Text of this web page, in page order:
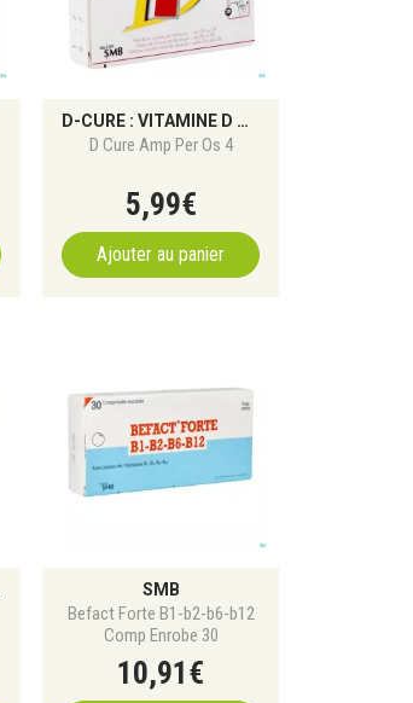
D-CURE : VITAMINE D POUR PRÉVENIR LES CARENCES
D Cure Amp Per Os 4
5,99€
Ajouter au panier
SMB
Befact Forte B1-b2-b6-b12
Comp Enrobe 30
10,91€